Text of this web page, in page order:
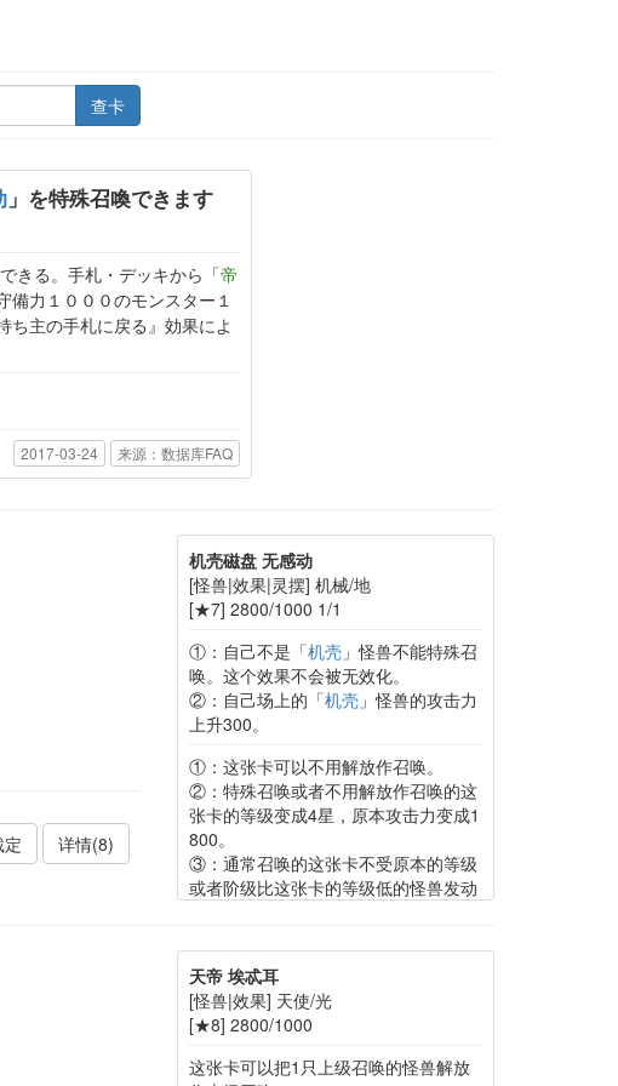
查卡
」を特殊召喚できます
きる。手札・デッキから「帝
力１０００のモンスター１
ち主の手札に戻る』効果によ
2017-03-24 来源：数据库FAQ
定 详情(8)
机壳磁盘 无感动
[怪兽|效果|灵摆] 机械/地
[★7] 2800/1000 1/1
①：自己不是「机壳 」怪兽不能特殊召
唤。这个效果不会被无效化。
②：自己场上的「机壳 」怪兽的攻击力
上升300。
①：这张卡可以不用解放作召唤。
②：特殊召唤或者不用解放作召唤的这
张卡的等级变成4星，原本攻击力变成1
800。
③：通常召唤的这张卡不受原本的等级
或者阶级比这张卡的等级低的怪兽发动
级召唤成功时才能发动。从卡组把2只
「机壳」怪兽特殊召唤。这个效果特殊
召唤的怪兽在结束阶段破坏。
天帝 埃忒耳
[怪兽|效果] 天使/光
[★8] 2800/1000
这张卡可以把1只上级召唤的怪兽解放